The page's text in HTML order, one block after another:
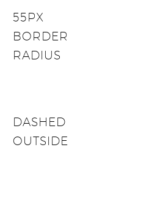
55PX
BORDER
RADIUS
DASHED
OUTSIDE